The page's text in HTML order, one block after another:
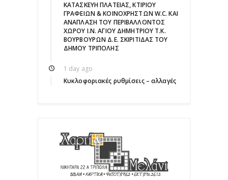
ΚΑΤΑΣΚΕΥΗ ΠΛΑΤΕΙΑΣ, ΚΤΙΡΙΟΥ
ΓΡΑΦΕΙΩΝ & ΚΟΙΝΟΧΡΗΣΤΩΝ W.C. ΚΑΙ
ΑΝΑΠΛΑΣΗ ΤΟΥ ΠΕΡΙΒΑΛΛΟΝΤΟΣ
ΧΩΡΟΥ Ι.Ν. ΑΓΙΟΥ ΔΗΜΗΤΡΙΟΥ Τ.Κ.
ΒΟΥΡΒΟΥΡΩΝ Δ.Ε. ΣΚΙΡΙΤΙΔΑΣ ΤΟΥ
ΔΗΜΟΥ ΤΡΙΠΟΛΗΣ
1 day ago
Κυκλοφοριακές ρυθμίσεις – αλλαγές